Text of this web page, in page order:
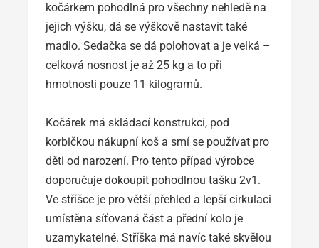
kočárkem pohodlná pro všechny nehledě na
jejich výšku, dá se výškově nastavit také
madlo. Sedačka se dá polohovat a je velká –
celková nosnost je až 25 kg a to při
hmotnosti pouze 11 kilogramů.
Kočárek má skládací konstrukci, pod
korbičkou nákupní koš a smí se používat pro
děti od narození. Pro tento případ výrobce
doporučuje dokoupit pohodlnou tašku 2v1.
Ve stříšce je pro větší přehled a lepší cirkulaci
umístěna síťovaná část a přední kolo je
uzamykatelné. Stříška má navíc také skvělou